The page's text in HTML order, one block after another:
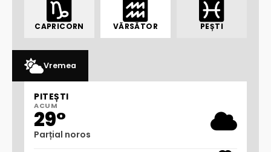
CAPRICORN VĂRSĂTOR PEȘTI
Vremea
PITEȘTI
ACUM
29°
Parțial noros